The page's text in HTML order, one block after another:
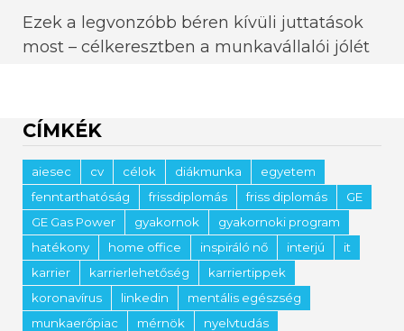
Ezek a legvonzóbb béren kívüli juttatások
most – célkeresztben a munkavállalói jólét
CÍMKÉK
aiesec cv célok diákmunka
egyetem
fenntarthatóság
frissdiplomás friss diplomás
GE
GE Gas Power
gyakornok
gyakornoki program
hatékony
home office inspiráló nő interjú
it
karrier
karrierlehetőség
karriertippek
koronavírus
linkedin
mentális egészség
munkaerőpiac
mérnök
nyelvtudás